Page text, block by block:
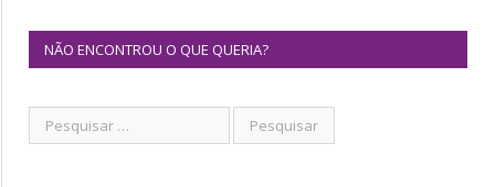
NÃO ENCONTROU O QUE QUERIA?